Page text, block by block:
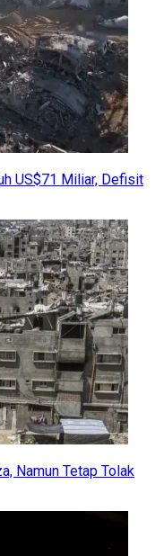
US$71 Miliar, Defisit
Namun Tetap Tolak